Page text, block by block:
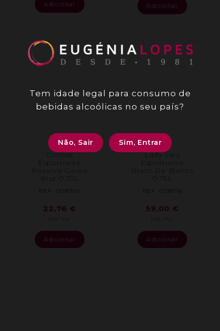
Adicionar Adicionar
Colinas
Espumante
Brut 0.75L
REF: 008796
22,76 €
Adicionar
Lady Sara
Espumante
0.75L
REF: 008716
59,00 €
Adicionar
Tem idade legal para consumo de
bebidas alcoólicas no seu país?
Não, Sair Sim, Entrar